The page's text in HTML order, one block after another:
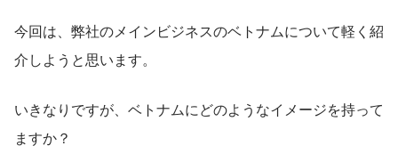
今回は、弊社のメインビジネスのベトナムについて軽く紹
介しようと思います。
いきなりですが、ベトナムにどのようなイメージを持って
ますか？